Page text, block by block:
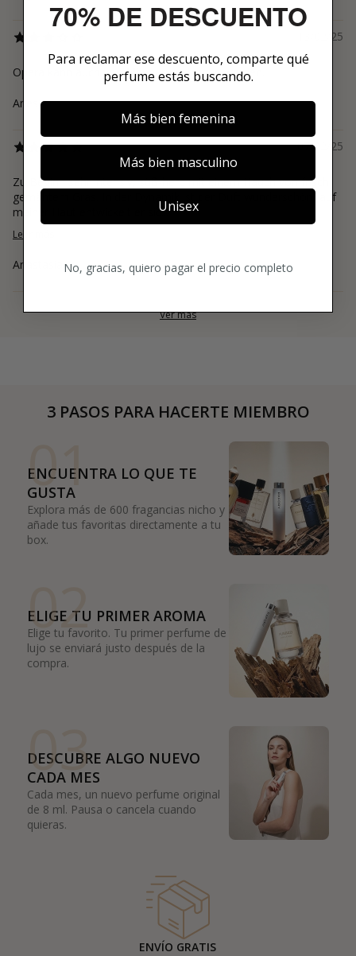
13/02/25
Opera kann auch von Männern getragen werden.
Anes
07/02/25
Zu Beginn sehr intensiv, süß-herb mit einem Hauch von frisch
gemähtem Gras. In der Dynamik ist der Duft wunderschön, auf
meiner Haut entwickelt er sic...
Leer más
Anastasia
Ver más
3 PASOS PARA HACERTE MIEMBRO
01
ENCUENTRA LO QUE TE
GUSTA
Explora más de 600 fragancias nicho y
añade tus favoritas directamente a tu
box.
02
ELIGE TU PRIMER AROMA
Elige tu favorito. Tu primer perfume de
lujo se enviará justo después de la
compra.
03
DESCUBRE ALGO NUEVO
CADA MES
Cada mes, un nuevo perfume original
de 8 ml. Pausa o cancela cuando
quieras.
ENVÍO GRATIS
70% DE DESCUENTO
Para reclamar ese descuento, comparte qué
perfume estás buscando.
Más bien femenina
Más bien masculino
Unisex
No, gracias, quiero pagar el precio completo